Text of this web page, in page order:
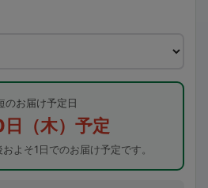
のお届け予定日
（木）予定
よそ1日でのお届け予定です。